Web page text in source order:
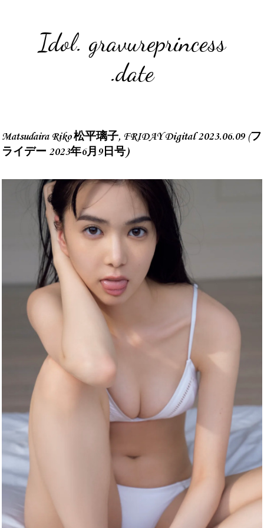
Idol. gravureprincess
.date
Matsudaira Riko 松平璃子, FRIDAY Digital 2023.06.09 (フ
ライデー 2023年6月9日号)